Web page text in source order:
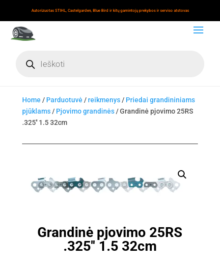
Autorizuotas STIHL, Castelgarden, Blue Bird ir kitų gamintojų prekybos ir serviso atstovas
search
Home / Parduotuvė /reikmenys/ Priedai grandininiams
pjūklams/ Pjovimo grandinės/ Grandinė pjovimo 25RS
.325'' 1.5 32cm
Grandinė pjovimo 25RS
.325'' 1.5 32cm